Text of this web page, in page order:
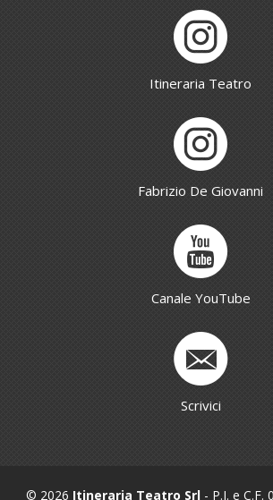
Itineraria Teatro
Fabrizio De Giovanni
Canale YouTube
Scrivici
© 2026 Itineraria Teatro Srl - P.I. e C.F.